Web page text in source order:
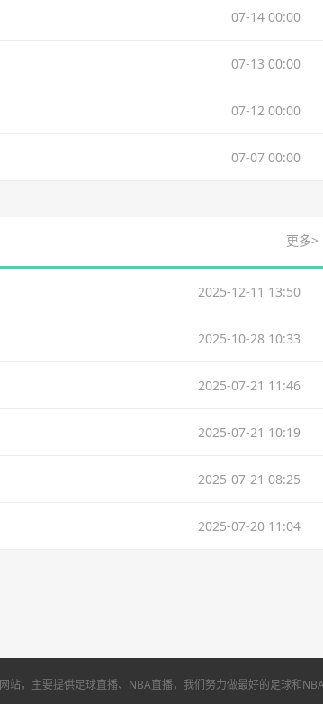
07-14 00:00
07-13 00:00
07-12 00:00
07-07 00:00
更多>
2025-12-11 13:50
2025-10-28 10:33
2025-07-21 11:46
2025-07-21 10:19
2025-07-21 08:25
2025-07-20 11:04
站，主要提供足球直播、NBA直播，我们努力做最好的足球和